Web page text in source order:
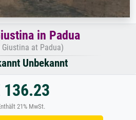
in Padua
Giustina at Padua)
Unbekannt
136.23
21% MwSt.